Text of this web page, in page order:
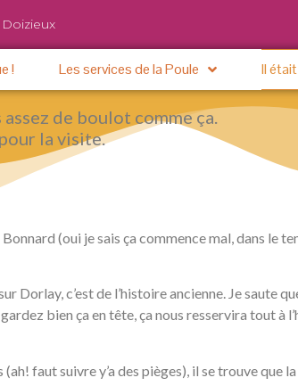
Doizieux
! Les services de la Poule Il
assez de boulot comme ça.
la visite.
(oui je sais ça commence mal, dans le
Dorlay, c’est de l’histoire ancienne. Je saute
bien ça en tête, ça nous resservira tout à
faut suivre y’a des pièges), il se trouve que